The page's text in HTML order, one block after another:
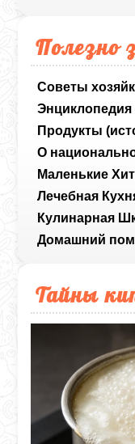
Полезно
Советы
Энциклопедия
Продукты
О
Маленькие
Лечебная
Кулинарная
Домашний
Тайны